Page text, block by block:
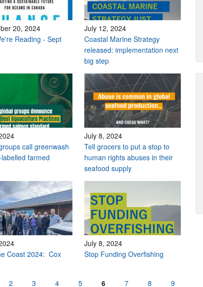
20, 2024
Reading - Sept
July 12, 2024
Coastal Marine Strategy
released: implementation next
big step
call greenwash
farmed
July 8, 2024
Tell grocers to put a stop to
human rights abuses in their
seafood supply
Coast 2024: Cox
July 8, 2024
Stop Funding Overfishing
2 3 4 5 6 7 8 9